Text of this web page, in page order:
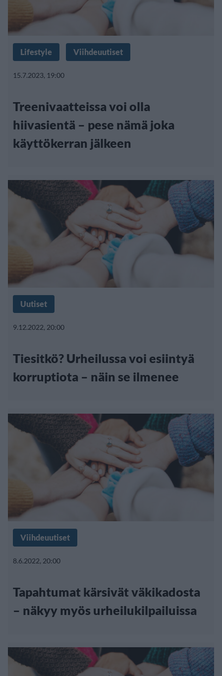
Lifestyle Viihdeuutiset
15.7.2023, 19:00
Treenivaatteissa voi olla
hiivasientä – pese nämä joka
käyttökerran jälkeen
Uutiset
9.12.2022, 20:00
Tiesitkö? Urheilussa voi esiintyä
korruptiota – näin se ilmenee
Viihdeuutiset
8.6.2022, 20:00
Tapahtumat kärsivät väkikadosta
– näkyy myös urheilukilpailuissa